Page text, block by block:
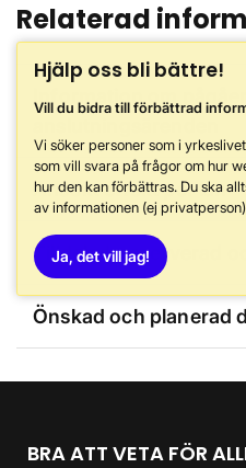
Relaterad
Ansökt effekt per län
Tilldelad, reserverad
Önskad och planerad
Hjälp oss bli bättre!
Vill du bidra till förbättrad
Vi söker personer som i
som vill svara på frågor om hur
hur den kan förbättras. Du ska
av informationen (ej
Ja, det vill jag!
BRA ATT VETA FÖR